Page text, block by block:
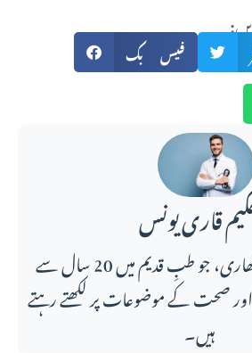
فیس بک
قاری یونس
اس مضمون کے لکھاری، جو طبِ قدیم میں 20 سال سے
اور صحت کے موضوعات پر لکھتے رہتے
ہیں۔